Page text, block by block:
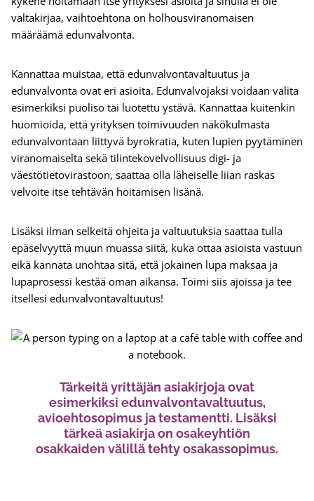
valtakirjaa, vaihtoehtona on holhousviranomaisen
määräämä edunvalvonta.
Kannattaa muistaa, että edunvalvontavaltuutus ja
edunvalvonta ovat eri asioita. Edunvalvojaksi voidaan valita
esimerkiksi puoliso tai luotettu ystävä. Kannattaa kuitenkin
huomioida, että yrityksen toimivuuden näkökulmasta
edunvalvontaan liittyvä byrokratia, kuten lupien pyytäminen
viranomaiselta sekä tilintekovelvollisuus digi- ja
väestötietovirastoon, saattaa olla läheiselle liian raskas
velvoite itse tehtävän hoitamisen lisänä.
Lisäksi ilman selkeitä ohjeita ja valtuutuksia saattaa tulla
epäselvyyttä muun muassa siitä, kuka ottaa asioista vastuun
eikä kannata unohtaa sitä, että jokainen lupa maksaa ja
lupaprosessi kestää oman aikansa. Toimi siis ajoissa ja tee
itsellesi edunvalvontavaltuutus!
Tärkeitä yrittäjän asiakirjoja ovat
esimerkiksi edunvalvontavaltuutus,
avioehtosopimus ja testamentti. Lisäksi
tärkeä asiakirja on osakeyhtiön
osakkaiden välillä tehty osakassopimus.